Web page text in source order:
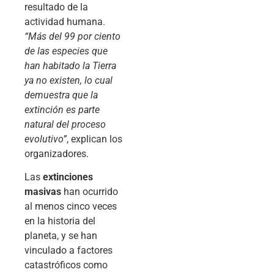
resultado de la
actividad humana.
“Más del 99 por ciento
de las especies que
han habitado la Tierra
ya no existen, lo cual
demuestra que la
extinción es parte
natural del proceso
evolutivo”, explican los
organizadores.
Las extinciones
masivas han ocurrido
al menos cinco veces
en la historia del
planeta, y se han
vinculado a factores
catastróficos como